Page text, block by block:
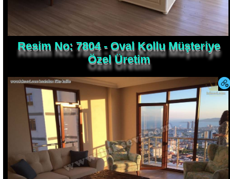
Resim No: 7804 - Oval Kollu Müşteriye
Özel Üretim